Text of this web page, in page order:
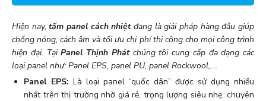
Hiện nay,tấm panel cách nhiệtđang là giải pháp hàng đầu giúp
chống nóng, cách âm và tối ưu chi phí thi công cho mọi công trình
hiện đại. TạiPanel Thịnh Phátchúng tôi cung cấp đa dạng các
loại panel như: Panel EPS, panel PU, panel Rockwool,....
Panel EPS: Là loại panel “quốc dân” được sử dụng nhiều
nhất trên thị trường nhờ giá rẻ, trọng lượng siêu nhẹ, chuyên